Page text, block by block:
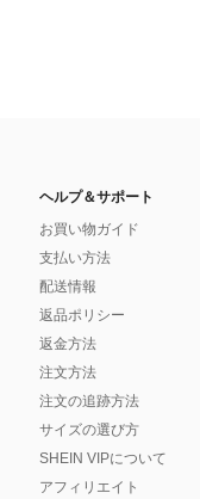
ヘルプ＆サポート
お買い物ガイド
支払い方法
配送情報
返品ポリシー
返金方法
注文方法
注文の追跡方法
サイズの選び方
SHEIN VIPについて
アフィリエイト